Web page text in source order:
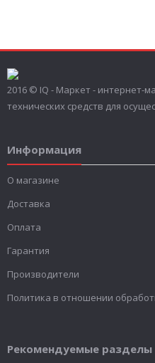
2016 © IQ - Маркет - интернет-
технических средств для
Информация
О магазине
Доставка
Оплата
Гарантия
Производители
Политика в отношении
Рекомендуемые разделы